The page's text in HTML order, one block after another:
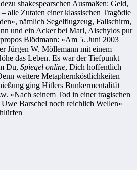
shakespearschen Ausmaßen: Geld,
alle Zutaten einer klassischen Tragödie
nämlich Segelflugzeug, Fallschirm,
und ein Acker bei Marl, Aischylos pur
Blödmann: »Am 5. Juni 2003
Jürgen W. Möllemann mit einem
das Leben. Es war der Tiefpunkt
Du, Spiegel online, Dich hoffentlich
weitere Metaphernköstlichkeiten
ging Hitlers Bunkermentalität
»Nach seinem Tod in einer tragischen
Barschel noch reichlich Wellen«